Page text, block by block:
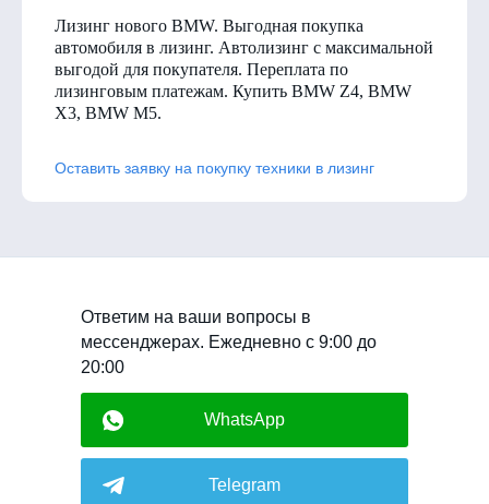
Лизинг нового BMW. Выгодная покупка
автомобиля в лизинг. Автолизинг с максимальной
выгодой для покупателя. Переплата по
лизинговым платежам. Купить BMW Z4, BMW
X3, BMW M5.
Оставить заявку на покупку техники в лизинг
Ответим на ваши вопросы в
мессенджерах. Ежедневно с 9:00 до
20:00
Telegram
WhatsApp